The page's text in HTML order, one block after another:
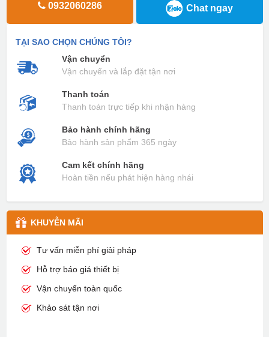
0932060286 Chat ngay
TẠI SAO CHỌN CHÚNG TÔI?
Vận chuyển
Vận chuyển và lắp đặt tận nơi
Thanh toán
Thanh toán trực tiếp khi nhận hàng
Bảo hành chính hãng
Bảo hành sản phẩm 365 ngày
Cam kết chính hãng
Hoàn tiền nếu phát hiện hàng nhái
KHUYỄN MÃI
Tư vấn miễn phí giải pháp
Hỗ trợ báo giá thiết bị
Vận chuyển toàn quốc
Khảo sát tận nơi